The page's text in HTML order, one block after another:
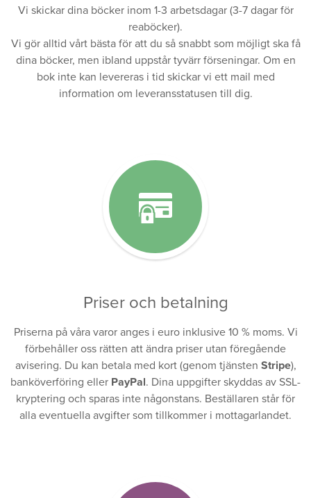
Vi skickar dina böcker inom 1-3 arbetsdagar (3-7 dagar för
reaböcker).
Vi gör alltid vårt bästa för att du så snabbt som möjligt ska få
dina böcker, men ibland uppstår tyvärr förseningar. Om en
bok inte kan levereras i tid skickar vi ett mail med
information om leveransstatusen till dig.
Priser och betalning
Priserna på våra varor anges i euro inklusive 10 % moms. Vi
förbehåller oss rätten att ändra priser utan föregående
avisering. Du kan betala med kort (genom tjänsten Stripe),
banköverföring eller PayPal. Dina uppgifter skyddas av SSL-
kryptering och sparas inte någonstans. Beställaren står för
alla eventuella avgifter som tillkommer i mottagarlandet.